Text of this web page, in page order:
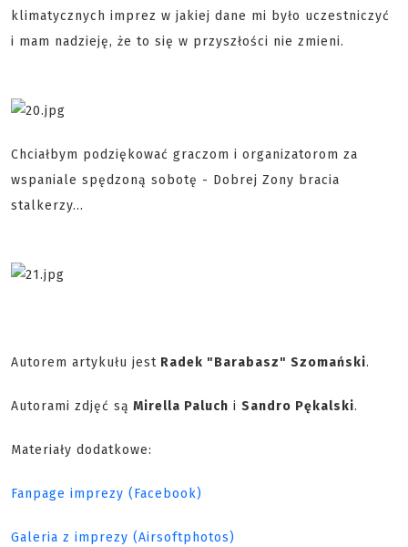
klimatycznych imprez w jakiej dane mi było uczestniczyć
i mam nadzieję, że to się w przyszłości nie zmieni.
Chciałbym podziękować graczom i organizatorom za
wspaniale spędzoną sobotę - Dobrej Zony bracia
stalkerzy…
Autorem artykułu jest Radek "Barabasz" Szomański.
Autorami zdjęć są Mirella Paluch i Sandro Pękalski.
Materiały dodatkowe:
Fanpage imprezy (Facebook)
Galeria z imprezy (Airsoftphotos)